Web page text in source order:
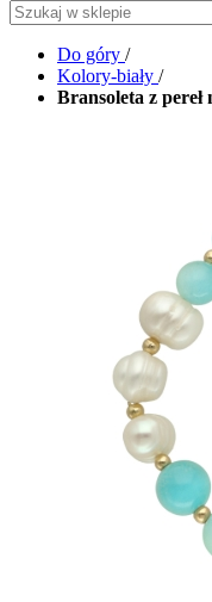
Do góry /
Kolory-biały /
Bransoleta z